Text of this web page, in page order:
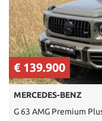
€ 39.900
AUDI
S8 650CV MTM 4.0